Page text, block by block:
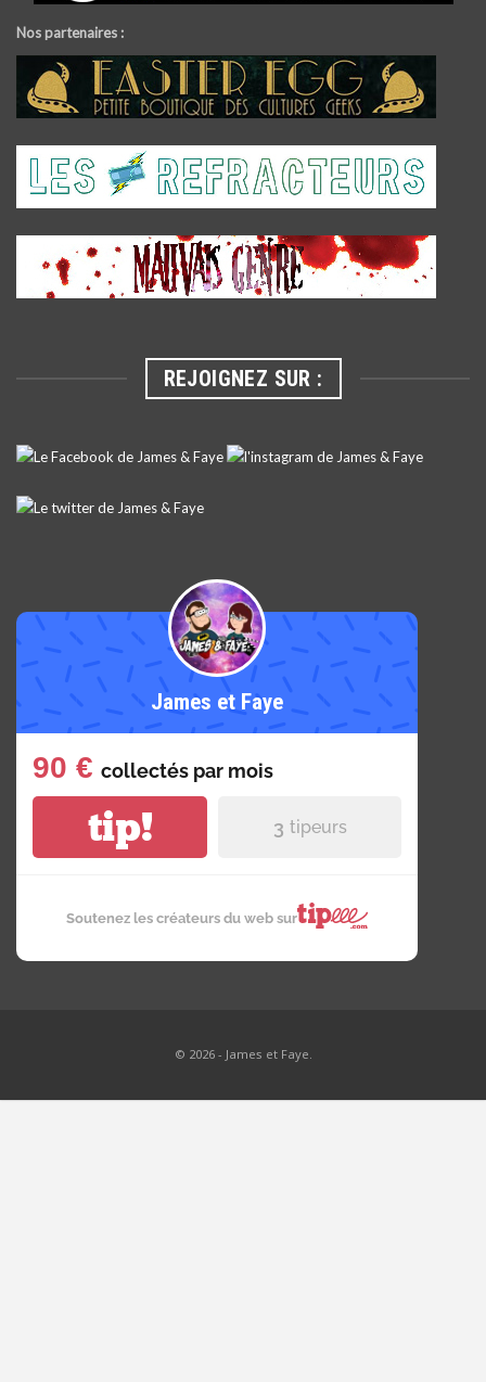
Nos partenaires :
REJOIGNEZ SUR :
James et Faye
90 € collectés par mois
tip! 3 tipeurs
Soutenez les créateurs du web sur
© 2026 - James et Faye.